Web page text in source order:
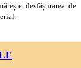
desfășurarea de